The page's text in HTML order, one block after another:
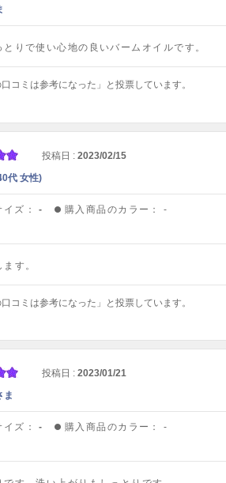
りで使い心地の良いバームオイルです。
コミは参考になった」と投票しています。
投稿日 : 2023/02/15
代 女性)
ズ： - 購入商品のカラー： -
す。
コミは参考になった」と投票しています。
投稿日 : 2023/01/21
ま
ズ： - 購入商品のカラー： -